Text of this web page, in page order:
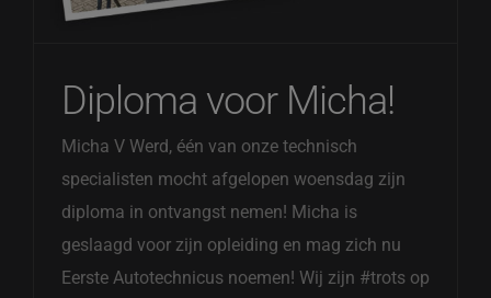
Diploma voor Micha!
Micha V Werd, één van onze technisch
specialisten mocht afgelopen woensdag zijn
diploma in ontvangst nemen! Micha is
geslaagd voor zijn opleiding en mag zich nu
Eerste Autotechnicus noemen! Wij zijn #trots op